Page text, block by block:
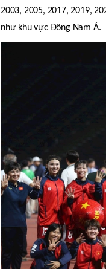
2003, 2005, 2017, 2019,
như khu vực Đông Nam Á.